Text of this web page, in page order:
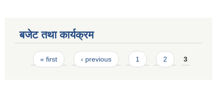
बजेट तथा कार्यक्रम
Pages
« first ‹ previous 1 2 3